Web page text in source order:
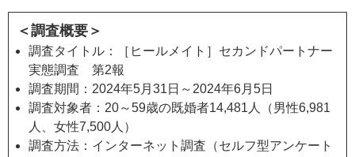
＜調査概要＞
調査タイトル：［ヒールメイト］セカンドパートナー
実態調査 第2報
調査期間：2024年5月31日～2024年6月5日
調査対象者：20～59歳の既婚者14,481人（男性6,981
人、女性7,500人）
調査方法：インターネット調査（セルフ型アンケート